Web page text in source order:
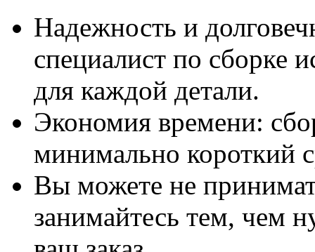
Надежность и
специалист по сборке
для каждой детали.
Экономия времени:
минимально короткий
Вы можете не
занимайтесь тем, чем